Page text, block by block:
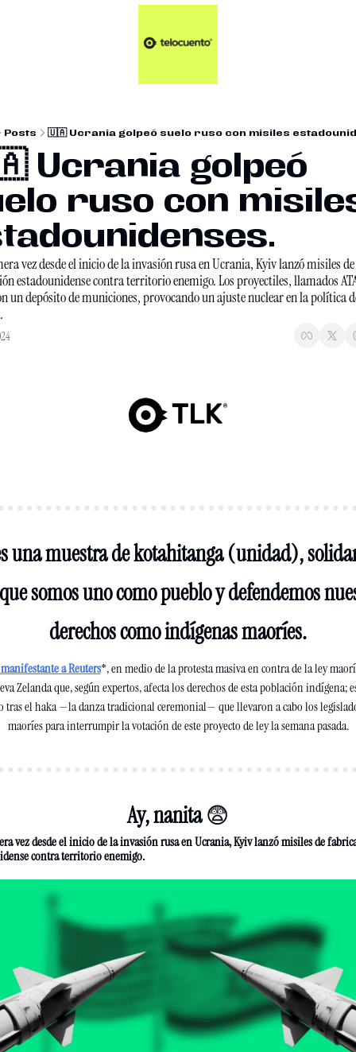
Artículos 📑
Plus 💎
Entretenimiento🥤
Posts 🇺🇦 Ucrania golpeó suelo ruso con misiles
Ucrania golpeó
ruso con
vez desde el inicio de la invasión rusa en Ucrania, Kyiv lanzó misiles de
estadounidense contra territorio enemigo. Los proyectiles, llamados
un depósito de municiones, provocando un ajuste nuclear en la política
una muestra de kotahitanga (unidad),
somos uno como pueblo y defendemos
derechos como indígenas maoríes.
a Reuters*, en medio de la protesta masiva en contra de la ley
Zelanda que, según expertos, afecta los derechos de esta población indígena;
tras el haka —la danza tradicional ceremonial— que llevaron a cabo los
maoríes para interrumpir la votación de este proyecto de ley la semana pasada.
Ay, nanita 😨
vez desde el inicio de la invasión rusa en Ucrania, Kyiv lanzó misiles de
contra territorio enemigo.